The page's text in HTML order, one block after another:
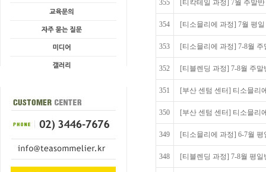
355 [티칵테일 과정] 7월 주말
354 [티소믈리에 과정] 7월 평
353 [티소믈리에 과정] 7-8월
352 [티블렌딩 과정] 7-8월 주
351 [부산 센텀 센터] 티소믈리
350 [부산 센텀 센터] 티소믈리
349 [티소믈리에 과정] 6-7월
348 [티블렌딩 과정] 7-8월 평